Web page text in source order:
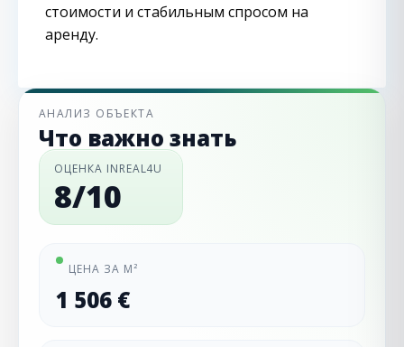
стоимости и стабильным спросом на
аренду.
АНАЛИЗ ОБЪЕКТА
Что важно знать
ОЦЕНКА INREAL4U
8/10
ЦЕНА ЗА М²
1 506 €